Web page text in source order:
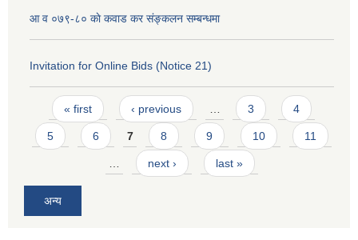
आ व ०७९-८० काे कवाड कर संङ्कलन सम्बन्धमा
Invitation for Online Bids (Notice 21)
Pages
« first ‹ previous … 3 4
5 6 7 8 9 10 11
… next › last »
अन्य